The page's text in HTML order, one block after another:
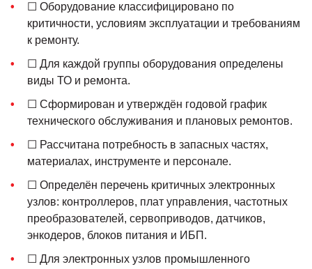
☐ Оборудование классифицировано по
критичности, условиям эксплуатации и требованиям
к ремонту.
☐ Для каждой группы оборудования определены
виды ТО и ремонта.
☐ Сформирован и утверждён годовой график
технического обслуживания и плановых ремонтов.
☐ Рассчитана потребность в запасных частях,
материалах, инструменте и персонале.
☐ Определён перечень критичных электронных
узлов: контроллеров, плат управления, частотных
преобразователей, сервоприводов, датчиков,
энкодеров, блоков питания и ИБП.
☐ Для электронных узлов промышленного